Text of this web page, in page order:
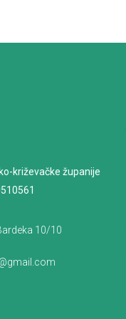
križevačke županije
10/10